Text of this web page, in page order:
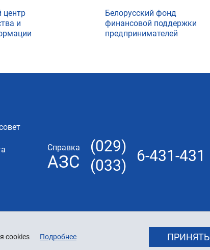
cookies Подробнее ПРИНЯТЬ
центр
и
Белорусский фонд
финансовой поддержки
предпринимателей
Справка
АЗС
(029)
(033)
6-431-431